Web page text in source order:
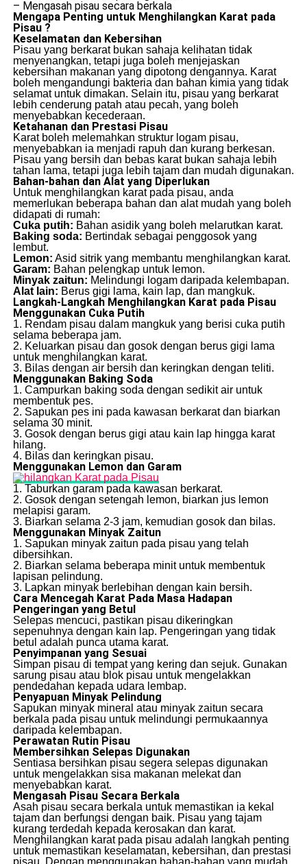
– Mengasah pisau secara berkala
Mengapa Penting untuk Menghilangkan Karat pada
Pisau ?
Keselamatan dan Kebersihan
Pisau yang berkarat bukan sahaja kelihatan tidak
menyenangkan, tetapi juga boleh menjejaskan
kebersihan makanan yang dipotong dengannya. Karat
boleh mengandungi bakteria dan bahan kimia yang tidak
selamat untuk dimakan. Selain itu, pisau yang berkarat
lebih cenderung patah atau pecah, yang boleh
menyebabkan kecederaan.
Ketahanan dan Prestasi Pisau
Karat boleh melemahkan struktur logam pisau,
menyebabkan ia menjadi rapuh dan kurang berkesan.
Pisau yang bersih dan bebas karat bukan sahaja lebih
tahan lama, tetapi juga lebih tajam dan mudah digunakan.
Bahan-bahan dan Alat yang Diperlukan
Untuk menghilangkan karat pada pisau, anda
memerlukan beberapa bahan dan alat mudah yang boleh
didapati di rumah:
Cuka putih: Bahan asidik yang boleh melarutkan karat.
Baking soda: Bertindak sebagai penggosok yang
lembut.
Lemon: Asid sitrik yang membantu menghilangkan karat.
Garam: Bahan pelengkap untuk lemon.
Minyak zaitun: Melindungi logam daripada kelembapan.
Alat lain: Berus gigi lama, kain lap, dan mangkuk.
Langkah-Langkah Menghilangkan Karat pada Pisau
Menggunakan Cuka Putih
1. Rendam pisau dalam mangkuk yang berisi cuka putih
selama beberapa jam.
2. Keluarkan pisau dan gosok dengan berus gigi lama
untuk menghilangkan karat.
3. Bilas dengan air bersih dan keringkan dengan teliti.
Menggunakan Baking Soda
1. Campurkan baking soda dengan sedikit air untuk
membentuk pes.
2. Sapukan pes ini pada kawasan berkarat dan biarkan
selama 30 minit.
3. Gosok dengan berus gigi atau kain lap hingga karat
hilang.
4. Bilas dan keringkan pisau.
Menggunakan Lemon dan Garam
1. Taburkan garam pada kawasan berkarat.
2. Gosok dengan setengah lemon, biarkan jus lemon
melapisi garam.
3. Biarkan selama 2-3 jam, kemudian gosok dan bilas.
Menggunakan Minyak Zaitun
1. Sapukan minyak zaitun pada pisau yang telah
dibersihkan.
2. Biarkan selama beberapa minit untuk membentuk
lapisan pelindung.
3. Lapkan minyak berlebihan dengan kain bersih.
Cara Mencegah Karat Pada Masa Hadapan
Pengeringan yang Betul
Selepas mencuci, pastikan pisau dikeringkan
sepenuhnya dengan kain lap. Pengeringan yang tidak
betul adalah punca utama karat.
Penyimpanan yang Sesuai
Simpan pisau di tempat yang kering dan sejuk. Gunakan
sarung pisau atau blok pisau untuk mengelakkan
pendedahan kepada udara lembap.
Penyapuan Minyak Pelindung
Sapukan minyak mineral atau minyak zaitun secara
berkala pada pisau untuk melindungi permukaannya
daripada kelembapan.
Perawatan Rutin Pisau
Membersihkan Selepas Digunakan
Sentiasa bersihkan pisau segera selepas digunakan
untuk mengelakkan sisa makanan melekat dan
menyebabkan karat.
Mengasah Pisau Secara Berkala
Asah pisau secara berkala untuk memastikan ia kekal
tajam dan berfungsi dengan baik. Pisau yang tajam
kurang terdedah kepada kerosakan dan karat.
Menghilangkan karat pada pisau adalah langkah penting
untuk memastikan keselamatan, kebersihan, dan prestasi
pisau. Dengan menggunakan bahan-bahan yang mudah